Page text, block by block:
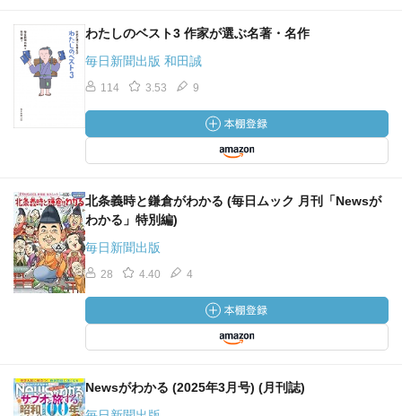
わたしのベスト3 作家が選ぶ名著・名作
毎日新聞出版 和田誠
114 3.53 9
北条義時と鎌倉がわかる (毎日ムック 月刊「Newsが
わかる」特別編)
毎日新聞出版
28 4.40 4
Newsがわかる (2025年3月号) (月刊誌)